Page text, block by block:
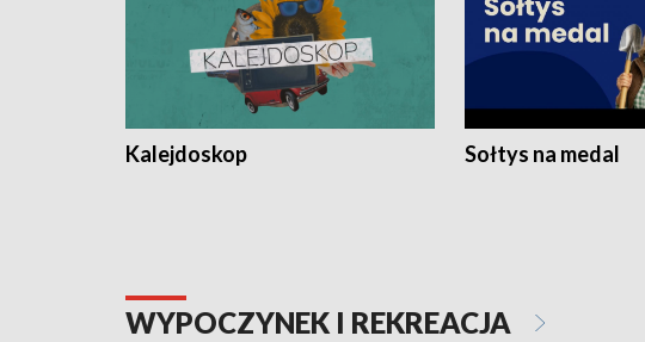
Kalejdoskop Sołtys na medal
WYPOCZYNEK I REKREACJA